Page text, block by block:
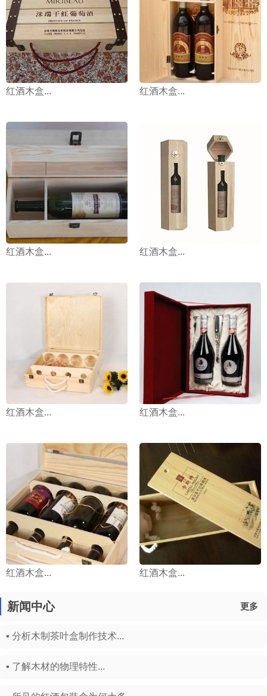
红酒木盒... 红酒木盒...
红酒木盒... 红酒木盒...
红酒木盒... 红酒木盒...
红酒木盒... 红酒木盒...
新闻中心 更多
▪ 分析木制茶叶盒制作技术...
▪ 了解木材的物理特性...